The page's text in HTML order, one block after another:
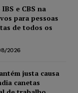
e CBS na
para pessoas
de todos os
2026
justa causa
canetas